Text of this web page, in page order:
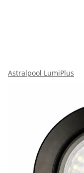
Astralpool LumiPlus